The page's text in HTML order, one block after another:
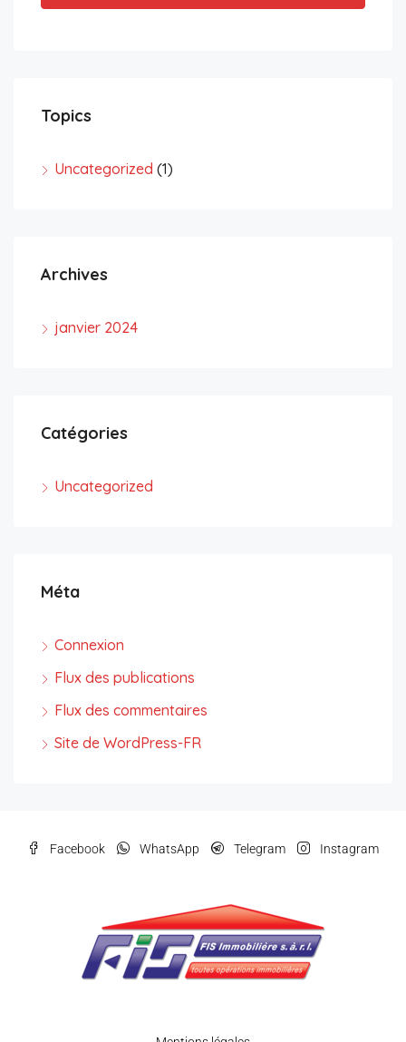
Topics
Uncategorized (1)
Archives
janvier 2024
Catégories
Uncategorized
Méta
Connexion
Flux des publications
Flux des commentaires
Site de WordPress-FR
Facebook WhatsApp Telegram Instagram